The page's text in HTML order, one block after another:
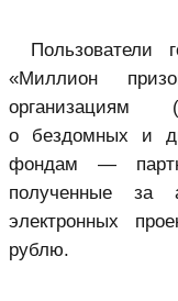
Пользователи
«Миллион
о бездомных и
фондам —
полученные за
электронных
рублю.